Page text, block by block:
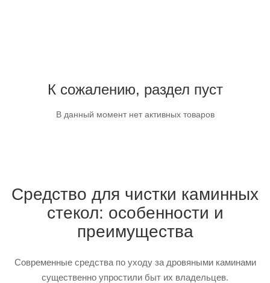
К сожалению, раздел пуст
В данный момент нет активных товаров
Средство для чистки каминных
стекол: особенности и
преимущества
Современные средства по уходу за дровяными каминами
существенно упростили быт их владельцев.